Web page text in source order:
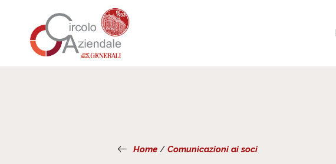
Home/ Comunicazioni ai soci